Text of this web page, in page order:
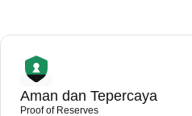
Aman dan Tepercaya
Proof of Reserves